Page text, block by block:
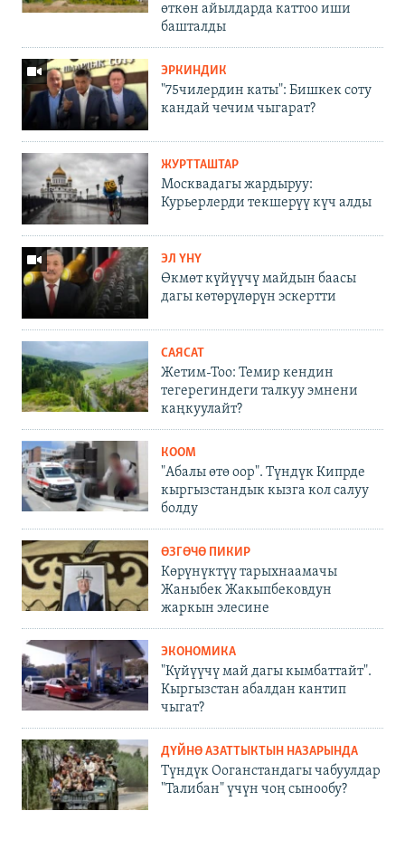
өткөн айылдарда каттоо иши
башталды
ЭРКИНДИК
"75чилердин каты": Бишкек соту
кандай чечим чыгарат?
ЖУРТТАШТАР
Москвадагы жардыруу:
Курьерлерди текшерүү күч алды
ЭЛ ҮНҮ
Өкмөт күйүүчү майдын баасы
дагы көтөрүлөрүн эскертти
САЯСАТ
Жетим-Тоо: Темир кендин
тегерегиндеги талкуу эмнени
каңкуулайт?
КООМ
"Абалы өтө оор". Түндүк Кипрде
кыргызстандык кызга кол салуу
болду
ӨЗГӨЧӨ ПИКИР
Көрүнүктүү тарыхнаамачы
Жаныбек Жакыпбековдун
жаркын элесине
ЭКОНОМИКА
"Күйүүчү май дагы кымбаттайт".
Кыргызстан абалдан кантип
чыгат?
ДҮЙНӨ АЗАТТЫКТЫН НАЗАРЫНДА
Түндүк Ооганстандагы чабуулдар
"Талибан" үчүн чоң сынообу?